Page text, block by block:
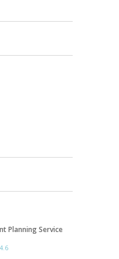
Planning Service
4.6